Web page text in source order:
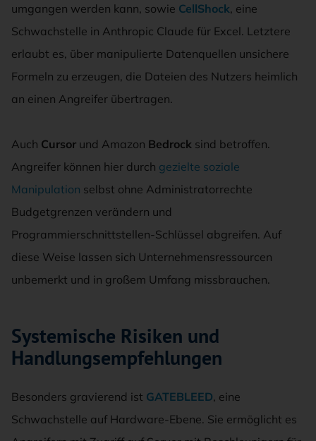
umgangen werden kann, sowie CellShock, eine
Schwachstelle in Anthropic Claude für Excel. Letztere
erlaubt es, über manipulierte Datenquellen unsichere
Formeln zu erzeugen, die Dateien des Nutzers heimlich
an einen Angreifer übertragen.
Auch Cursor und Amazon Bedrock sind betroffen.
Angreifer können hier durch gezielte soziale
Manipulation selbst ohne Administratorrechte
Budgetgrenzen verändern und
Programmierschnittstellen-Schlüssel abgreifen. Auf
diese Weise lassen sich Unternehmensressourcen
unbemerkt und in großem Umfang missbrauchen.
Systemische Risiken und
Handlungsempfehlungen
Besonders gravierend ist GATEBLEED, eine
Schwachstelle auf Hardware-Ebene. Sie ermöglicht es